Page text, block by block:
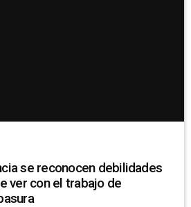
se reconocen debilidades
ver con el trabajo de